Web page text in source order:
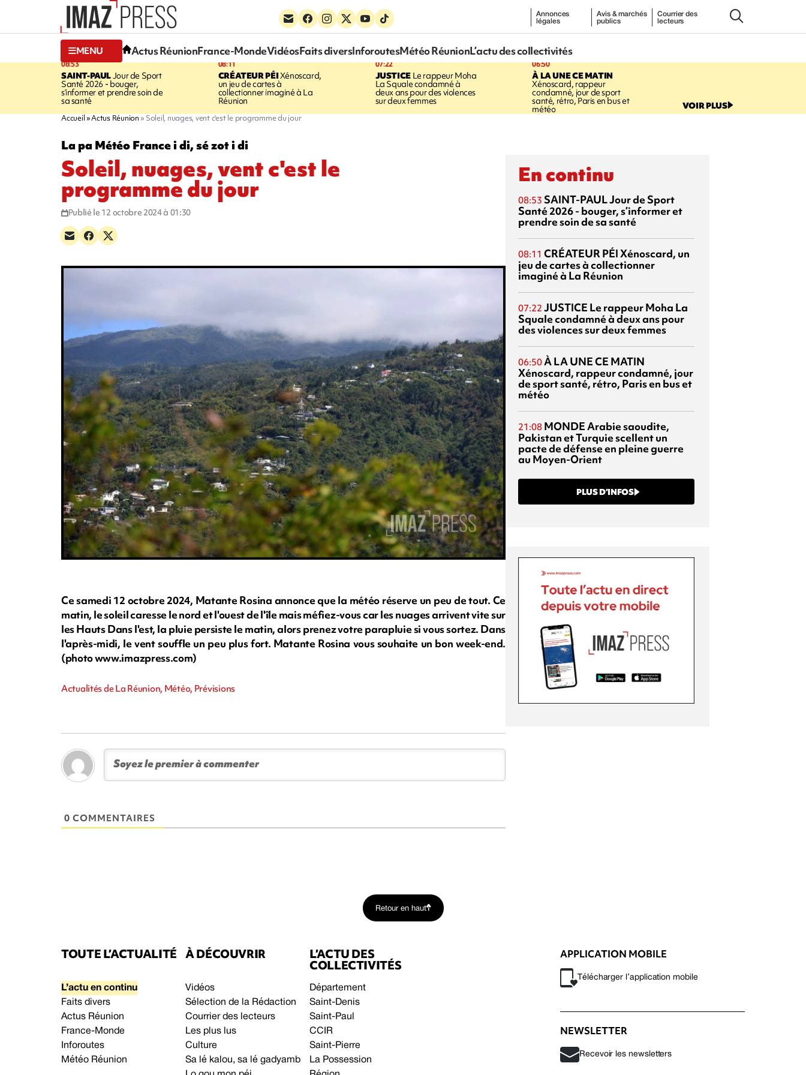
Annonces
légales
Avis & marchés
publics
Courrier des
lecteurs
MENU Actus RéunionFrance-MondeVidéosFaits diversInforoutesMétéo RéunionL’actu des collectivités
08:53
SAINT-PAULJour de Sport
Santé 2026 - bouger,
s’informer et prendre soin de
sa santé
08:11
CRÉATEUR PÉIXénoscard,
un jeu de cartes à
collectionner imaginé à La
Réunion
07:22
JUSTICELe rappeur Moha
La Squale condamné à
deux ans pour des violences
sur deux femmes
06:50
À LA UNE CE MATIN
Xénoscard, rappeur
condamné, jour de sport
santé, rétro, Paris en bus et
météo VOIR PLUS
Accueil Actus Réunion Soleil, nuages, vent c'est le programme du jour
La pa Météo France i di, sé zot i di
Soleil, nuages, vent c'est le
programme du jour
Publié le 12 octobre 2024 à 01:30
Ce samedi 12 octobre 2024, Matante Rosina annonce que la météo réserve un peu de tout. Ce
matin, le soleil caresse le nord et l'ouest de l'île mais méfiez-vous car les nuages arrivent vite sur
les Hauts Dans l'est, la pluie persiste le matin, alors prenez votre parapluie si vous sortez. Dans
l'après-midi, le vent souffle un peu plus fort. Matante Rosina vous souhaite un bon week-end.
(photo www.imazpress.com)
Actualités de La Réunion, Météo, Prévisions
0 COMMENTAIRES
En continu
08:53 SAINT-PAULJour de Sport
Santé 2026 - bouger, s’informer et
prendre soin de sa santé
08:11 CRÉATEUR PÉIXénoscard, un
jeu de cartes à collectionner
imaginé à La Réunion
07:22 JUSTICE Le rappeur Moha La
Squale condamné à deux ans pour
des violences sur deux femmes
06:50À LA UNE CE MATIN
Xénoscard, rappeur condamné, jour
de sport santé, rétro, Paris en bus et
météo
21:08 MONDEArabie saoudite,
Pakistan et Turquie scellent un
pacte de défense en pleine guerre
au Moyen-Orient
PLUS D’INFOS
Retour en haut
TOUTE L’ACTUALITÉ
L’actu en continu
Faits divers
Actus Réunion
France-Monde
Inforoutes
Météo Réunion
À DÉCOUVRIR
Vidéos
Sélection de la Rédaction
Courrier des lecteurs
Les plus lus
Culture
Sa lé kalou, sa lé gadyamb
L’ACTU DES
COLLECTIVITÉS
Département
Saint-Denis
Saint-Paul
CCIR
Saint-Pierre
La Possession
APPLICATION MOBILE
Télécharger l’application mobile
NEWSLETTER
Recevoir les newsletters